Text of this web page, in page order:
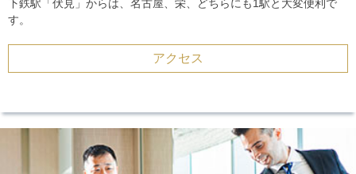
下鉄駅「伏見」からは、名古屋、栄、どちらにも1駅と大変便利で
す。
アクセス